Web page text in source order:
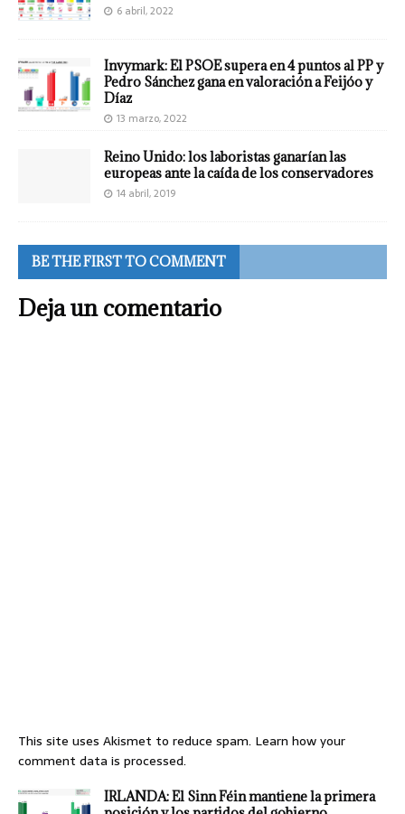
6 abril, 2022
Invymark: El PSOE supera en 4 puntos al PP y
Pedro Sánchez gana en valoración a Feijóo y
Díaz
13 marzo, 2022
Reino Unido: los laboristas ganarían las
europeas ante la caída de los conservadores
14 abril, 2019
BE THE FIRST TO COMMENT
Deja un comentario
This site uses Akismet to reduce spam. Learn how your
comment data is processed.
IRLANDA: El Sinn Féin mantiene la primera